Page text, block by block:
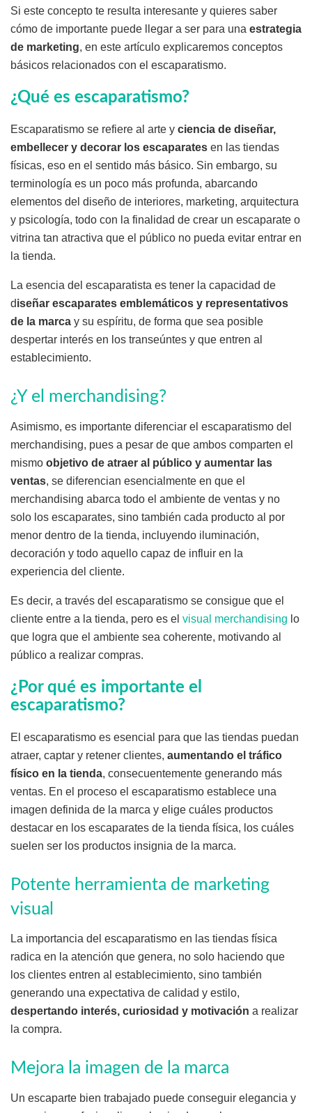
Si este concepto te resulta interesante y quieres saber
cómo de importante puede llegar a ser para una estrategia
de marketing, en este artículo explicaremos conceptos
básicos relacionados con el escaparatismo.
¿Qué es escaparatismo?
Escaparatismo se refiere al arte y ciencia de diseñar,
embellecer y decorar los escaparates en las tiendas
físicas, eso en el sentido más básico. Sin embargo, su
terminología es un poco más profunda, abarcando
elementos del diseño de interiores, marketing, arquitectura
y psicología, todo con la finalidad de crear un escaparate o
vitrina tan atractiva que el público no pueda evitar entrar en
la tienda.
La esencia del escaparatista es tener la capacidad de
diseñar escaparates emblemáticos y representativos
de la marca y su espíritu, de forma que sea posible
despertar interés en los transeúntes y que entren al
establecimiento.
¿Y el merchandising?
Asimismo, es importante diferenciar el escaparatismo del
merchandising, pues a pesar de que ambos comparten el
mismo objetivo de atraer al público y aumentar las
ventas, se diferencian esencialmente en que el
merchandising abarca todo el ambiente de ventas y no
solo los escaparates, sino también cada producto al por
menor dentro de la tienda, incluyendo iluminación,
decoración y todo aquello capaz de influir en la
experiencia del cliente.
Es decir, a través del escaparatismo se consigue que el
cliente entre a la tienda, pero es el visual merchandising lo
que logra que el ambiente sea coherente, motivando al
público a realizar compras.
¿Por qué es importante el
escaparatismo?
El escaparatismo es esencial para que las tiendas puedan
atraer, captar y retener clientes, aumentando el tráfico
físico en la tienda, consecuentemente generando más
ventas. En el proceso el escaparatismo establece una
imagen definida de la marca y elige cuáles productos
destacar en los escaparates de la tienda física, los cuáles
suelen ser los productos insignia de la marca.
Potente herramienta de marketing
visual
La importancia del escaparatismo en las tiendas física
radica en la atención que genera, no solo haciendo que
los clientes entren al establecimiento, sino también
generando una expectativa de calidad y estilo,
despertando interés, curiosidad y motivación a realizar
la compra.
Mejora la imagen de la marca
Un escaparte bien trabajado puede conseguir elegancia y